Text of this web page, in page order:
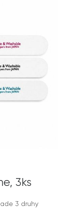
3ks
3 druhy